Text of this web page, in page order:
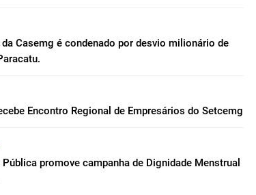
da Casemg é condenado por desvio milionário de
Encontro Regional de Empresários do Setcemg
promove campanha de Dignidade Menstrual